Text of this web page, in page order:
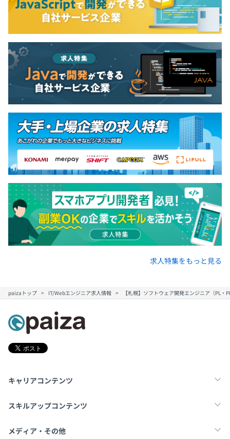
求人特集をもっと見る
paizaトップ IT/Webエンジニア求人情報 【札幌】ソフトウェア開発エンジニア（PL
キャリアコンテンツ
転職・キャリア
スキルアップコンテンツ
学習
メディア・その他